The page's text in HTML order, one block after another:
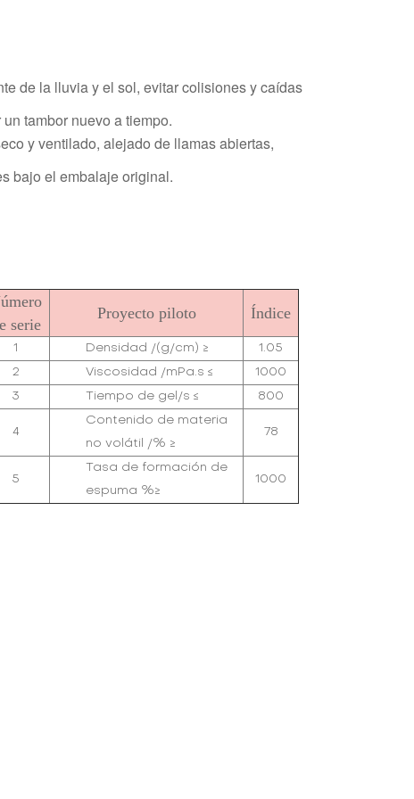
de la lluvia y el sol, evitar colisiones y caídas
tambor nuevo a tiempo.
y ventilado, alejado de llamas abiertas,
bajo el embalaje original.
serie
Proyecto piloto Índice
1 Densidad /(g/cm) ≥ 1.05
2 Viscosidad /mPa.s ≤ 1000
3 Tiempo de gel/s ≤ 800
4
Contenido de materia
no volátil /% ≥
78
5
Tasa de formación de
espuma %≥
1000